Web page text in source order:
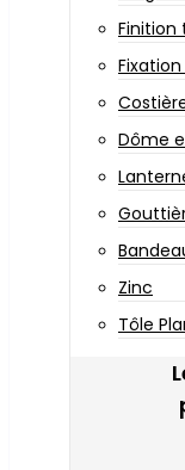
Finition
Dôme
Zinc
Tôle